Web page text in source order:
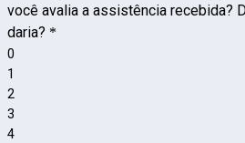
você avalia a assistência recebida?
daria? *
0
1
2
3
4